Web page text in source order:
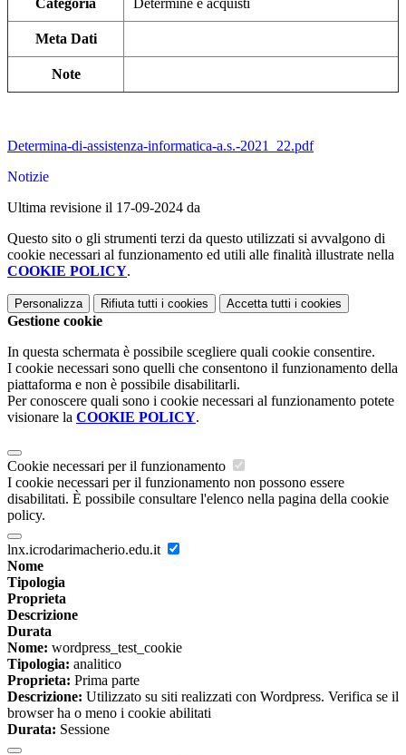
Categoria Determine e acquisti
Meta Dati
Note
Determina-di-assistenza-informatica-a.s.-2021_22.pdf
Notizie
Ultima revisione il 17-09-2024 da
Questo sito o gli strumenti terzi da questo utilizzati si avvalgono di
cookie necessari al funzionamento ed utili alle finalità illustrate nella
COOKIE POLICY.
Personalizza Rifiuta tutti i cookies Accetta tutti i cookies
Gestione cookie
In questa schermata è possibile scegliere quali cookie consentire.
I cookie necessari sono quelli che consentono il funzionamento della
piattaforma e non è possibile disabilitarli.
Per conoscere quali sono i cookie necessari al funzionamento potete
visionare la COOKIE POLICY.
Cookie necessari per il funzionamento
I cookie necessari per il funzionamento non possono essere
disabilitati. È possibile consultare l'elenco nella pagina della cookie
policy.
lnx.icrodarimacherio.edu.it
Nome
Tipologia
Proprieta
Descrizione
Durata
Nome: wordpress_test_cookie
Tipologia: analitico
Proprieta: Prima parte
Descrizione: Utilizzato su siti realizzati con Wordpress. Verifica se il
browser ha o meno i cookie abilitati
Durata: Sessione